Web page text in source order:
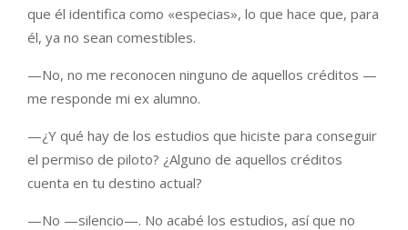
que él identifica como «especias», lo que hace que, para
él, ya no sean comestibles.
—No, no me reconocen ninguno de aquellos créditos —
me responde mi ex alumno.
—¿Y qué hay de los estudios que hiciste para conseguir
el permiso de piloto? ¿Alguno de aquellos créditos
cuenta en tu destino actual?
—No —silencio—. No acabé los estudios, así que no